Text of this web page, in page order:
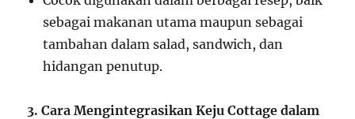
sebagai makanan utama maupun sebagai
tambahan dalam salad, sandwich, dan
hidangan penutup.
3. Cara Mengintegrasikan Keju Cottage dalam